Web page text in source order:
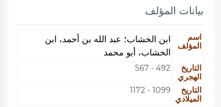
بيانات المؤلف
اسم
المؤلف
ابن الخشاب؛ عبد الله بن أحمد، ابن
الخشاب، أبو محمد
التاريخ
الهجري
492 - 567
التاريخ
الميلادي
1099 - 1172